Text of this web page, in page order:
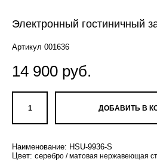
Электронный гостиничный
Артикул 001636
14 900 pуб.
ДОБАВИТЬ В
Наименование: HSU-9936-S
Цвет: серебро / матовая нержавеющая